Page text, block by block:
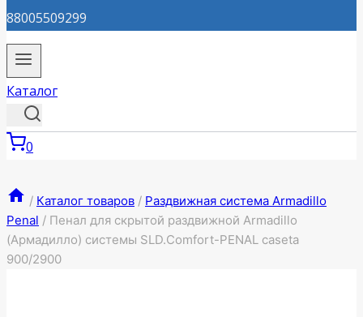
88005509299
Каталог
0
/ Каталог товаров / Раздвижная система Armadillo
Penal / Пенал для скрытой раздвижной Armadillo
(Армадилло) системы SLD.Comfort-PENAL caseta
900/2900